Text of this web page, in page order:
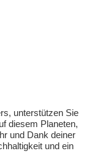
unterstützen Sie
diesem Planeten,
und Dank deiner
und ein